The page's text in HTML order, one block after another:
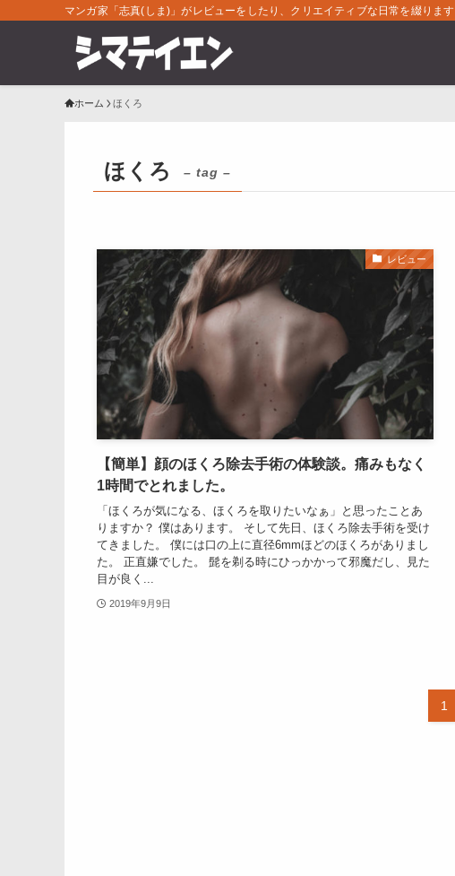
マンガ家「志真(しま)」がレビューをしたり、クリエイティブな日常を綴ります
ホーム ほくろ
ほくろ – tag –
レビュー
【簡単】顔のほくろ除去手術の体験談。痛みもなく
1時間でとれました。
「ほくろが気になる、ほくろを取りたいなぁ」と思ったことあ
りますか？ 僕はあります。 そして先日、ほくろ除去手術を受け
てきました。 僕には口の上に直径6mmほどのほくろがありまし
た。 正直嫌でした。 髭を剃る時にひっかかって邪魔だし、見た
目が良く...
2019年9月9日
1